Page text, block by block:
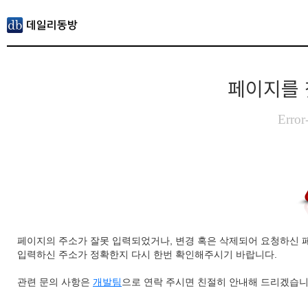
페이지를
페이지의 주소가 잘못 입력되었거나, 변경 혹은 삭제되어 요청하신
입력하신 주소가 정확한지 다시 한번 확인해주시기 바랍니다.
관련 문의 사항은 개발팀 으로 연락 주시면 친절히 안내해 드리겠습